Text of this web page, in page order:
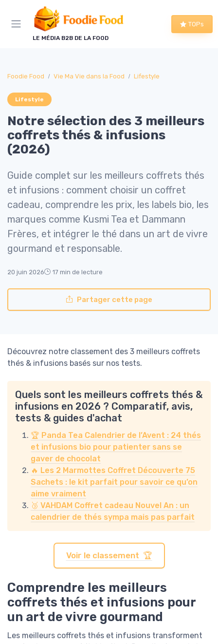
LE MÉDIA B2B DE LA FOOD
TOPs
Foodie Food Vie Ma Vie dans la Food Lifestyle
Lifestyle
Notre sélection des 3 meilleurs
coffrets thés & infusions
(2026)
Guide complet sur les meilleurs coffrets thés
et infusions : comment choisir un coffret
cadeau, comprendre les prix, les labels bio, les
marques comme Kusmi Tea et Dammann
Frères, et intégrer le thé dans un art de vivre
gourmand et responsable.
20 juin 2026 17 min de lecture
Partager cette page
Découvrez notre classement des 3 meilleurs coffrets
thés & infusions basés sur nos tests.
Quels sont les meilleurs coffrets thés &
infusions en 2026 ? Comparatif, avis,
tests & guides d'achat
🏆 Panda Tea Calendrier de l’Avent : 24 thés
et infusions bio pour patienter sans se
gaver de chocolat
🔥 Les 2 Marmottes Coffret Découverte 75
Sachets : le kit parfait pour savoir ce qu’on
aime vraiment
🥉 VAHDAM Coffret cadeau Nouvel An : un
calendrier de thés sympa mais pas parfait
Voir le classement 🏆
Comprendre les meilleurs
coffrets thés et infusions pour
un art de vivre gourmand
Les meilleurs coffrets thés et infusions transforment
Panneau de gestion des cookies